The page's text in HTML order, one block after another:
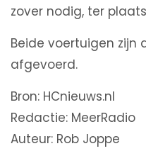
zover nodig, ter
Beide voertuigen zijn
afgevoerd.
Bron: HCnieuws.nl
Redactie: MeerRadio
Auteur: Rob Joppe